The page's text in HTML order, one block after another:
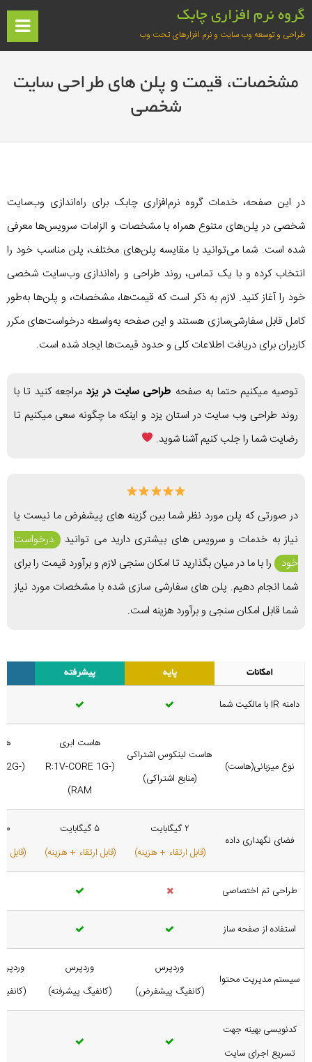
رفتن
محتوا
گروه نرم افزاری چابک
طراحی و توسعه وب سایت و نرم افزارهای تحت وب
مشخصات، قیمت و پلن های طراحی سایت
شخصی
در این صفحه، خدمات گروه نرم‌افزاری چابک برای راه‌اندازی وب‌سایت
شخصی در پلن‌های متنوع همراه با مشخصات و الزامات سرویس‌ها معرفی
شده است. شما می‌توانید با مقایسه پلن‌های مختلف، پلن مناسب خود را
انتخاب کرده و با یک تماس، روند طراحی و راه‌اندازی وب‌سایت شخصی
خود را آغاز کنید. لازم به ذکر است که قیمت‌ها، مشخصات، و پلن‌ها به‌طور
کامل قابل سفارشی‌سازی هستند و این صفحه به‌واسطه درخواست‌های مکرر
کاربران برای دریافت اطلاعات کلی و حدود قیمت‌ها ایجاد شده است.
توصیه میکنیم حتما به صفحه طراحی سایت در یزد مراجعه کنید تا با
روند طراحی وب سایت در استان یزد و اینکه ما چگونه سعی میکنیم تا
رضایت شما را جلب کنیم آشنا شوید.
در صورتی که پلن مورد نظر شما بین گزینه های پیشفرض ما نیست یا
نیاز به خدمات و سرویس های بیشتری دارید می توانید
درخواست
خود
را با ما در میان بگذارید تا امکان سنجی لازم و برآورد قیمت را برای
شما انجام دهیم. پلن های سفارشی سازی شده با مشخصات مورد نیاز
شما قابل امکان سنجی و برآورد هزینه است.
امکانات پایه پیشرفته
دامنه IR با مالکیت شما
نوع میزبانی(هاست)
هاست لینکوس اشتراکی
(منابع اشتراکی)
هاست ابری
(R:1V-CORE 1G-
RAM)
2G-
فضای نگهداری داده
۲ گیگابایت
(قابل ارتقاء + هزینه)
۵ گیگابایت
(قابل ارتقاء + هزینه)
۱۰ گیگابایت
(قابل
طراحی تم اختصاصی
استفاده از صفحه ساز
سیستم مدیریت محتوا
وردپرس
(کانفیگ پیشفرض)
وردپرس
(کانفیگ پیشرفته)
کدنویسی بهینه جهت
تسریع اجرای سایت